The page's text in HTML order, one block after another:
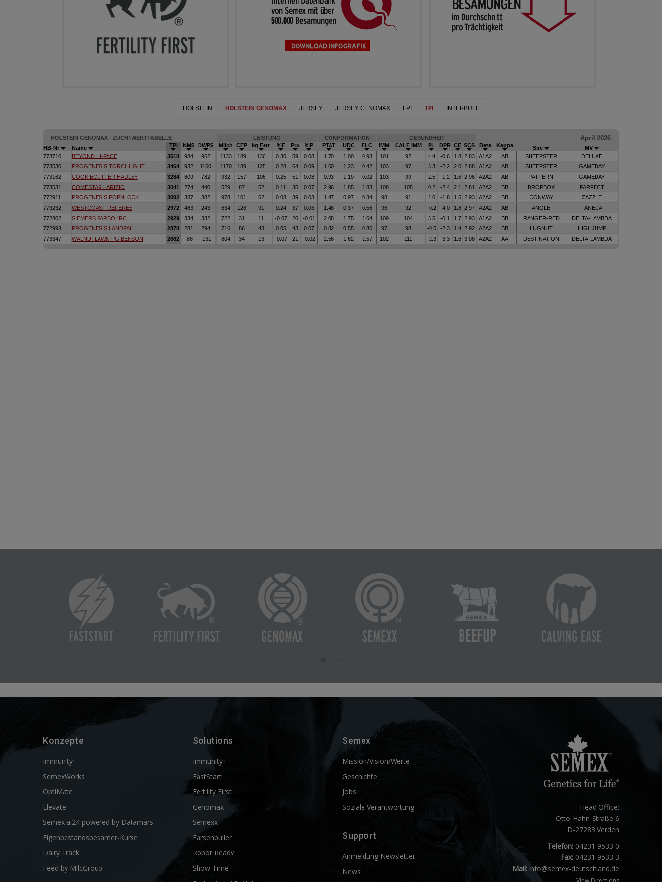
Konzepte
Immunity+
SemexWorks
OptiMate
Elevate
Semex ai24 powered by Datamars
Eigenbestandsbesamer-Kurse
Dairy Track
Feed by MilcGroup
Solutions
Immunity+
FastStart
Fertility First
Genomax
Semexx
Färsenbullen
Robot Ready
Show Time
Semex
Mission/Vision/Werte
Geschichte
Jobs
Soziale Verantwortung
Support
Anmeldung Newsletter
News
Head Office:
Otto-Hahn-Straße 6
D-27283 Verden
Telefon:04231-9533 0
Fax:04231-9533 3
Mail: info@semex-deutschland.de
View Directions